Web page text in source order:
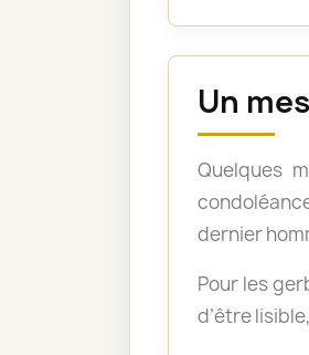
Un
Quelques
dernier
Pour les
d’être